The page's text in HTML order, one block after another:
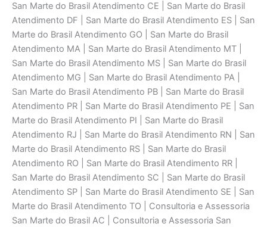
San Marte do Brasil Atendimento CE | San Marte do Brasil
Atendimento DF | San Marte do Brasil Atendimento ES | San
Marte do Brasil Atendimento GO | San Marte do Brasil
Atendimento MA | San Marte do Brasil Atendimento MT |
San Marte do Brasil Atendimento MS | San Marte do Brasil
Atendimento MG | San Marte do Brasil Atendimento PA |
San Marte do Brasil Atendimento PB | San Marte do Brasil
Atendimento PR | San Marte do Brasil Atendimento PE | San
Marte do Brasil Atendimento PI | San Marte do Brasil
Atendimento RJ | San Marte do Brasil Atendimento RN | San
Marte do Brasil Atendimento RS | San Marte do Brasil
Atendimento RO | San Marte do Brasil Atendimento RR |
San Marte do Brasil Atendimento SC | San Marte do Brasil
Atendimento SP | San Marte do Brasil Atendimento SE | San
Marte do Brasil Atendimento TO | Consultoria e Assessoria
San Marte do Brasil AC | Consultoria e Assessoria San